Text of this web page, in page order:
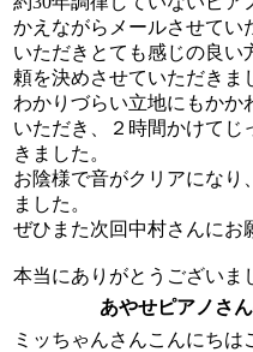
かえながらメールさせてい
いただきとても感じの良い
頼を決めさせていただきま
わかりづらい立地にもかか
いただき、２時間かけてじ
きました。
お陰様で音がクリアになり
ました。
ぜひまた次回中村さんにお
本当にありがとうございま
あやせピアノさ
ミッちゃんさんこんにちは